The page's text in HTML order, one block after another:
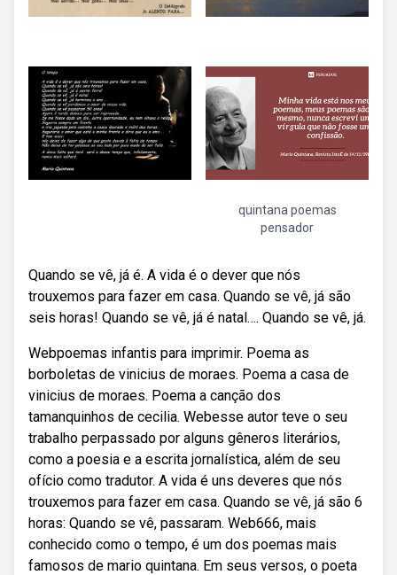
quintana poemas
pensador
Quando se vê, já é. A vida é o dever que nós
trouxemos para fazer em casa. Quando se vê, já são
seis horas! Quando se vê, já é natal…. Quando se vê, já.
Webpoemas infantis para imprimir. Poema as
borboletas de vinicius de moraes. Poema a casa de
vinicius de moraes. Poema a canção dos
tamanquinhos de cecilia. Webesse autor teve o seu
trabalho perpassado por alguns gêneros literários,
como a poesia e a escrita jornalística, além de seu
ofício como tradutor. A vida é uns deveres que nós
trouxemos para fazer em casa. Quando se vê, já são 6
horas: Quando se vê, passaram. Web666, mais
conhecido como o tempo, é um dos poemas mais
famosos de mario quintana. Em seus versos, o poeta